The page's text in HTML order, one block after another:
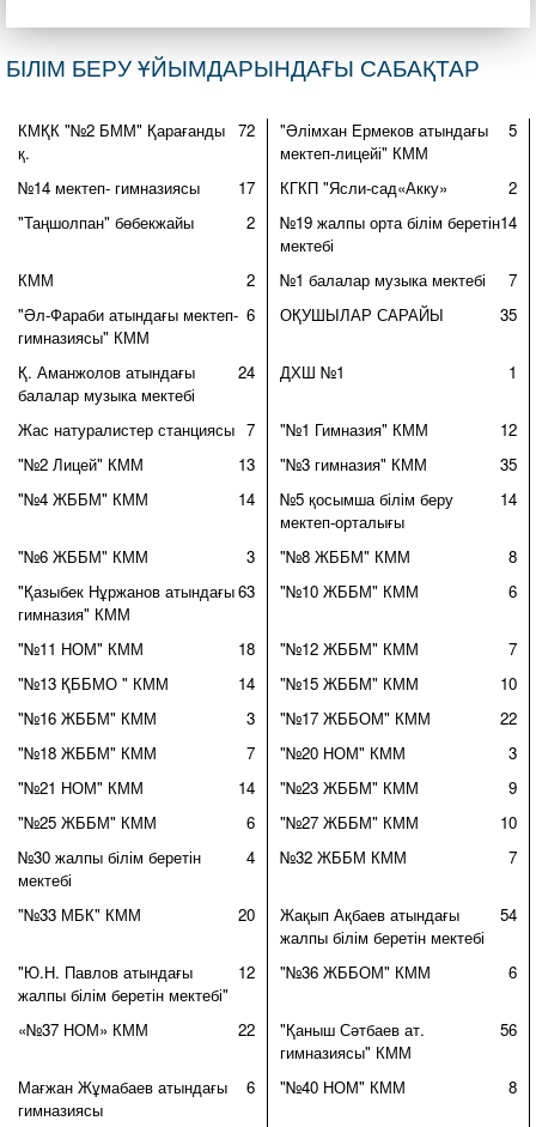
БІЛІМ БЕРУ ҰЙЫМДАРЫНДАҒЫ САБАҚТАР
КМҚК "№2 БММ" Қарағанды
қ.
72
"Әлімхан Ермеков атындағы
мектеп-лицейі" КММ
5
№14 мектеп- гимназиясы 17 КГКП "Ясли-сад«Акку»
2
"Таңшолпан" бөбекжайы
2
№19 жалпы орта білім беретін
мектебі
14
КММ 2 №1 балалар музыка мектебі
7
"Әл-Фараби атындағы мектеп-
гимназиясы" КММ
6 ОҚУШЫЛАР САРАЙЫ 35
Қ. Аманжолов атындағы
балалар музыка мектебі
24 ДХШ №1 1
Жас натуралистер станциясы 7 "№1 Гимназия" КММ
12
"№2 Лицей" КММ
13 "№3 гимназия" КММ
35
"№4 ЖББМ" КММ
14
№5 қосымша білім беру
мектеп-орталығы
14
"№6 ЖББМ" КММ 3 "№8 ЖББМ" КММ
8
"Қазыбек Нұржанов атындағы
гимназия" КММ
63 "№10 ЖББМ" КММ 6
"№11 НОМ" КММ 18 "№12 ЖББМ" КММ
7
"№13 ҚББМО " КММ
14 "№15 ЖББМ" КММ
10
"№16 ЖББМ" КММ
3 "№17 ЖББОМ" КММ
22
"№18 ЖББМ" КММ
7 "№20 НОМ" КММ
3
"№21 НОМ" КММ
14 "№23 ЖББМ" КММ
9
"№25 ЖББМ" КММ
6 "№27 ЖББМ" КММ
10
№30 жалпы білім беретін
мектебі
4 №32 ЖББМ КММ 7
"№33 МБК" КММ 20
Жақып Ақбаев атындағы
жалпы білім беретін мектебі
54
"Ю.Н. Павлов атындағы
жалпы білім беретін мектебі"
12 "№36 ЖББОМ" КММ 6
«№37 НОМ» КММ 22
"Қаныш Сәтбаев ат.
гимназиясы" КММ
56
Мағжан Жұмабаев атындағы
гимназиясы
6 "№40 НОМ" КММ 8